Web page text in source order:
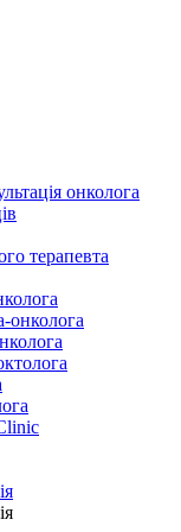
онколога
терапевта
онколога